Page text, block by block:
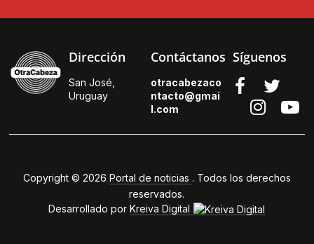
Dirección
San José,
Uruguay
Contáctanos
otracabezaco
ntacto@gmai
l.com
Síguenos
Copyright © 2026 Portal de noticias . Todos los derechos
reservados.
Desarrollado porKreiva Digital